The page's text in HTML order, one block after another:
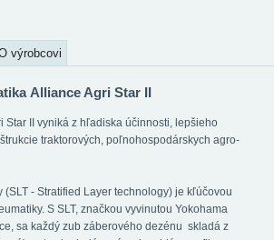
výrobcovi
Alliance Agri Star II
Star II vyniká z hľadiska účinnosti, lepšieho
traktorových, poľnohospodárskych agro-
(SLT - Stratified Layer technology) je kľúčovou
S SLT, značkou vyvinutou Yokohama
sa každý zub záberového dezénu skladá z